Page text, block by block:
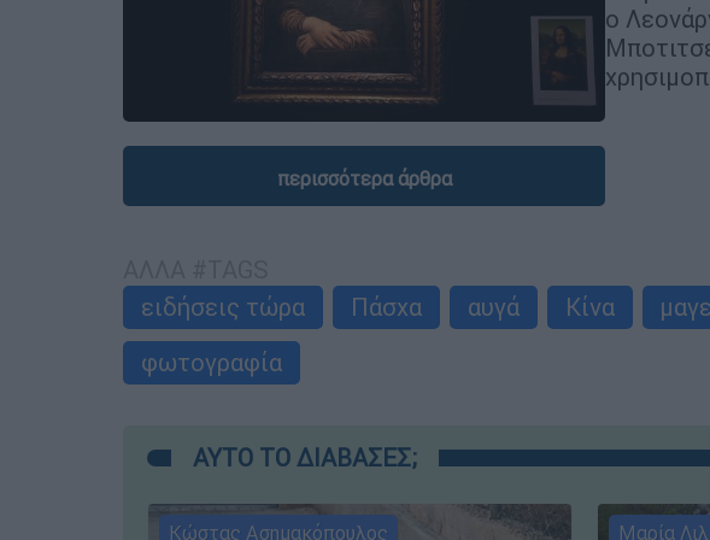
ο
περισσότερα άρθρα
ειδήσεις τώρα
Πάσχα αυγά Κίνα
φωτογραφία
ΑΥΤΟ ΤΟ ΔΙΑΒΑΣΕΣ;
Κώστας Ασημακόπουλος Μαρία